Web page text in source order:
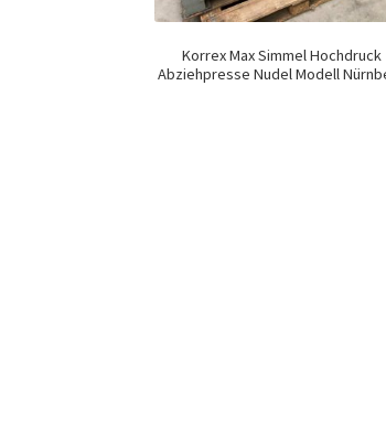
Korrex Max Simmel Hochdruck
Abziehpresse Nudel Modell